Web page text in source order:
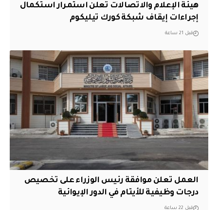
هيئة الإعلام والاتصالات تعلن استمرار استكمال
إجراءات إيقاف شبكة كورك تيليكوم
قبل 21 ساعة
العمل تعلن موافقة رئيس الوزراء على تخصيص
درجات وظيفية للأيتام في الدور الإيوائية
قبل 22 ساعة